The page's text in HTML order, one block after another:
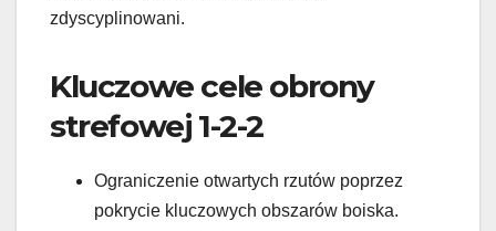
zdyscyplinowani.
Kluczowe cele obrony
strefowej 1-2-2
Ograniczenie otwartych rzutów poprzez
pokrycie kluczowych obszarów boiska.